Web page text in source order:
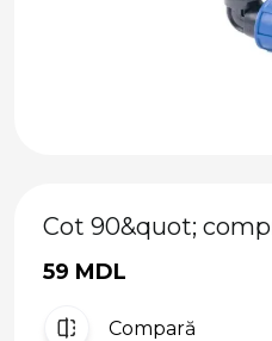
Cot 90&quot;
59 MDL
Compară